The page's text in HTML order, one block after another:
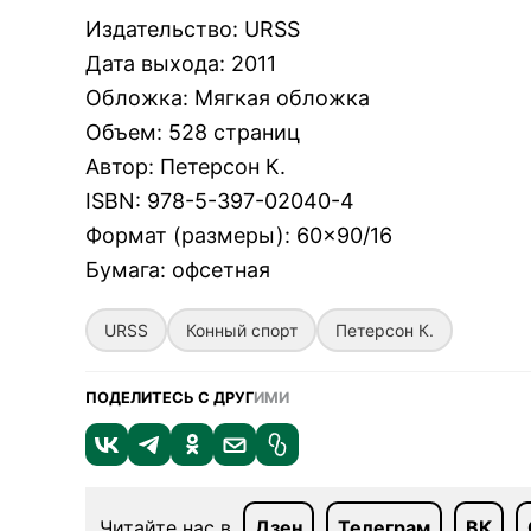
Издательство: URSS
Дата выхода: 2011
Обложка: Мягкая обложка
Объем: 528 страниц
Автор: Петерсон К.
ISBN: 978-5-397-02040-4
Формат (размеры): 60×90/16
Бумага: офсетная
URSS Конный спорт Петерсон К.
ПОДЕЛИТЕСЬ С ДРУГИМИ